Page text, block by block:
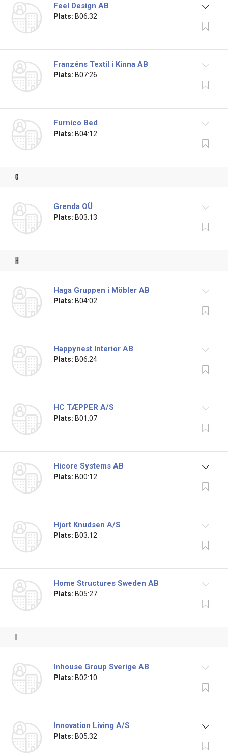
Feel Design AB
Plats: B06:32
Franzéns Textil i Kinna AB
Plats: B07:26
Furnico Bed
Plats: B04:12
g
Grenda OÜ
Plats: B03:13
h
Haga Gruppen i Möbler AB
Plats: B04:02
Happynest Interior AB
Plats: B06:24
HC TÆPPER A/S
Plats: B01:07
Hicore Systems AB
Plats: B00:12
Hjort Knudsen A/S
Plats: B03:12
Home Structures Sweden AB
Plats: B05:27
Inhouse Group Sverige AB
Plats: B02:10
Innovation Living A/S
Plats: B05:32